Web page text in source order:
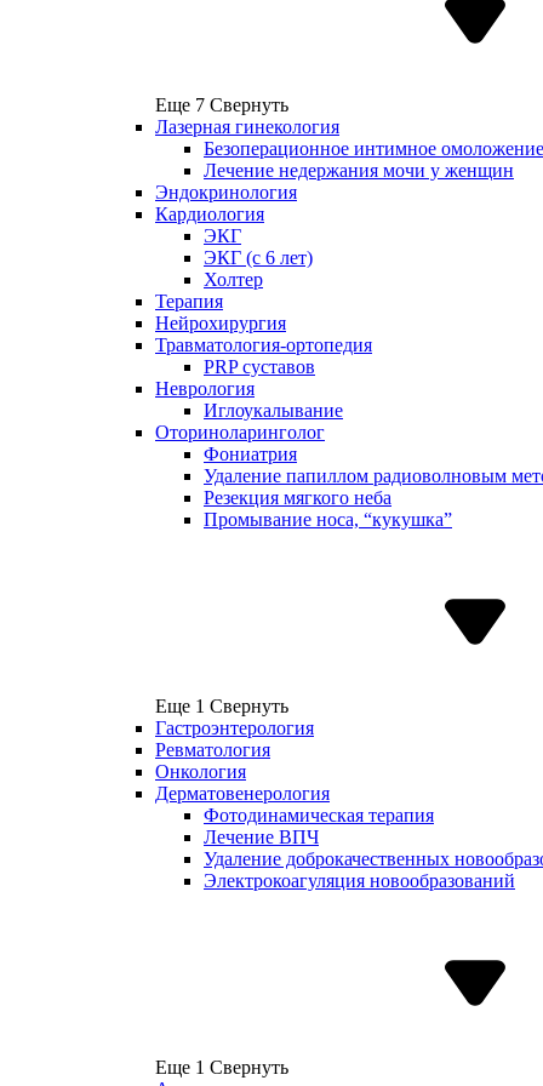
Еще 7 Свернуть
Лазерная гинекология
Безоперационное интимное омоложение
Лечение недержания мочи у женщин
Эндокринология
Кардиология
ЭКГ
ЭКГ (с 6 лет)
Холтер
Терапия
Нейрохирургия
Травматология-ортопедия
PRP суставов
Неврология
Иглоукалывание
Оториноларинголог
Фониатрия
Удаление папиллом радиоволновым
Резекция мягкого неба
Промывание носа, “кукушка”
Еще 1 Свернуть
Гастроэнтерология
Ревматология
Онкология
Дерматовенерология
Фотодинамическая терапия
Лечение ВПЧ
Удаление доброкачественных
Электрокоагуляция новообразований
Еще 1 Свернуть